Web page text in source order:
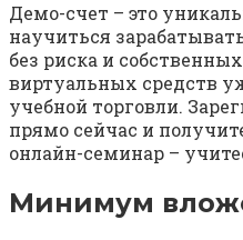
Демо-счет – это
научиться
без риска и
виртуальных средств
учебной торговли.
прямо сейчас и
онлайн-семинар –
Минимум